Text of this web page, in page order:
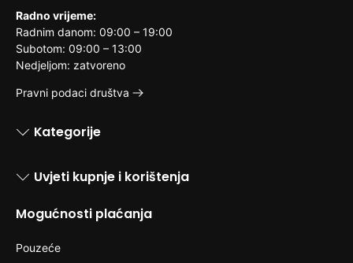
Radno vrijeme:
Radnim danom: 09:00 – 19:00
Subotom: 09:00 – 13:00
Nedjeljom: zatvoreno
Pravni podaci društva
Kategorije
Uvjeti kupnje i korištenja
Mogućnosti plaćanja
Pouzeće